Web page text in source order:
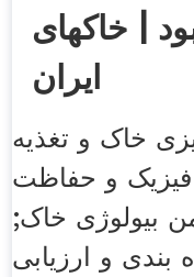
| خاکهای
ایران
خاک و تغذیه
فیزیک و حفاظت
بیولوژی خاک;
بندی و ارزیابی